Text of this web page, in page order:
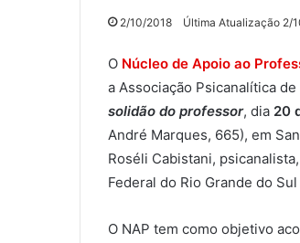
2/10/2018 Última Atualização 2/
O Núcleo de Apoio ao
a Associação Psicanalítica
solidão do professor, dia 20
André Marques, 665), em
Roséli Cabistani,
Federal do Rio Grande do
O NAP tem como objetivo